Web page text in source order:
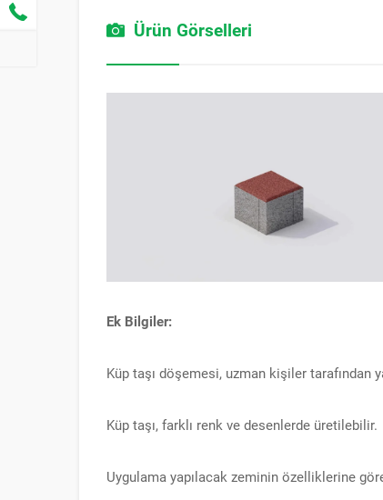
Ürün Görselleri
Ek Bilgiler:
Küp taşı döşemesi, uzman kişiler tarafından
Küp taşı, farklı renk ve desenlerde üretilebilir.
Uygulama yapılacak zeminin özelliklerine